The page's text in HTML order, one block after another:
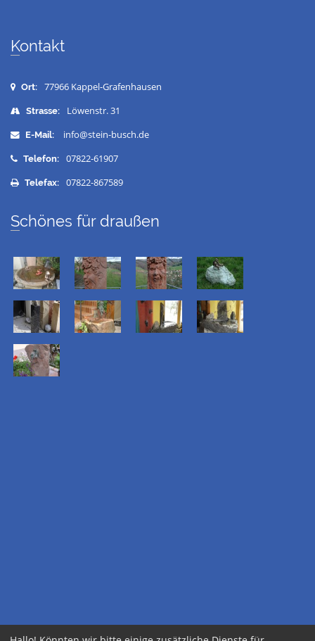
Kontakt
Ort: 77966 Kappel-Grafenhausen
Strasse: Löwenstr. 31
E-Mail: info@stein-busch.de
Telefon: 07822-61907
Telefax: 07822-867589
Schönes für draußen